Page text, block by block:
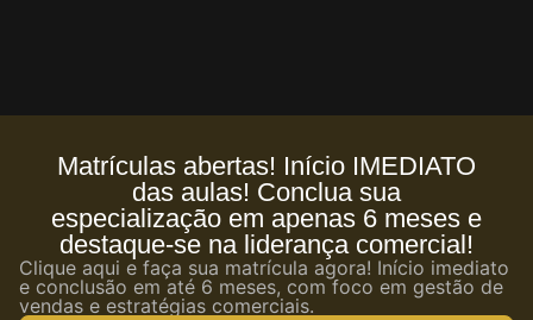
Matrículas abertas! Início IMEDIATO
das aulas! Conclua sua
especialização em apenas 6 meses e
destaque-se na liderança comercial!
Clique aqui e faça sua matrícula agora! Início imediato
e conclusão em até 6 meses, com foco em gestão de
vendas e estratégias comerciais.